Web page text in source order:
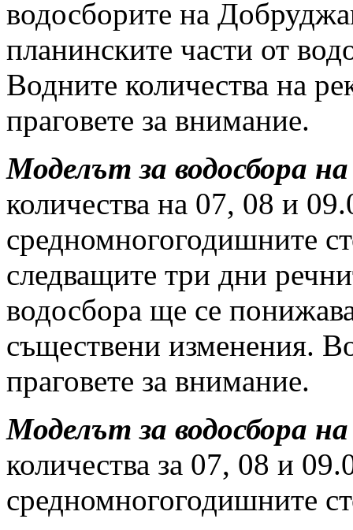
водосборите на
планинските части от
Водните количества на
праговете за внимание.
Моделът за водосбора
количества на 07, 08 и
средномногогодишните
следващите три дни
водосбора ще се
съществени изменения.
праговете за внимание.
Моделът за водосбора
количества за 07, 08 и
средномногогодишните